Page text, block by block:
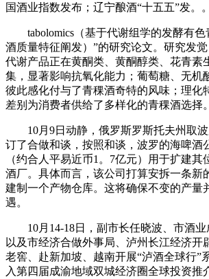
国酒业指数发布；辽宁酿酒“十五五”发。。
tabolomics（基于代谢组学的发酵有色
酒质量特征阐发）”的研究论文。研究发
代谢产品正在黄酮类、黄酮醇类、花青素
集，显著影响抗氧化能力；葡萄糖、无机
彼此感化付与了青稞酒奇特的风味；理化
差别为消费者供给了多样化的青稞酒选择。
10月9日动静，俄罗斯罗斯托夫州取波
订了合做和谈，按照和谈，波罗的海啤酒
（约合人平易近币1。7亿元）用于扩建
酒厂。具体而言，该公司打算安拆一条新
建制一个产物仓库。这将确保不变的产量
遇。
10月14-18日，副市长任晓波、市酒业
以及市经济合做外事局、泸州长江经济开
老窖、赴新加坡、越南开展“泸酒全球行”
入第四届成渝地域双城经济圈全球投资推